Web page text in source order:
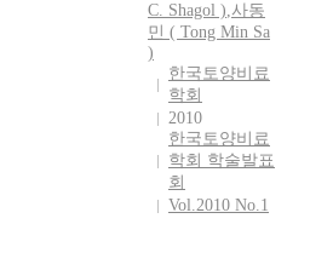
C. Shagol ),사동
민 ( Tong Min Sa
)
한국토양비료
학회
2010
한국토양비료
학회 학술발표
회
Vol.2010 No.1